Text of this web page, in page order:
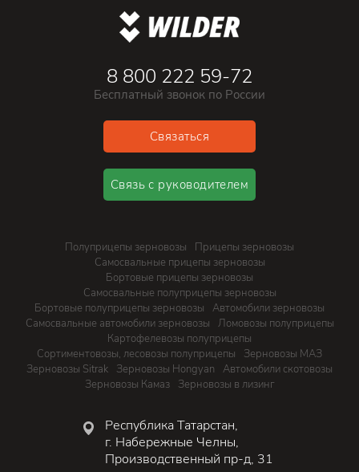
8 800 222 59-72
Бесплатный звонок по России
Связаться
Связь с руководителем
Полуприцепы зерновозы
Прицепы зерновозы
Самосвальные прицепы зерновозы
Бортовые прицепы зерновозы
Самосвальные полуприцепы зерновозы
Бортовые полуприцепы зерновозы
Автомобили зерновозы
Самосвальные автомобили зерновозы
Ломовозы полуприцепы
Картофелевозы полуприцепы
Сортиментовозы, лесовозы полуприцепы
Зерновозы МАЗ
Зерновозы Sitrak
Зерновозы Hongyan
Автомобили скотовозы
Зерновозы Камаз
Зерновозы в лизинг
Республика Татарстан,
г. Набережные Челны,
Производственный пр-д, 31